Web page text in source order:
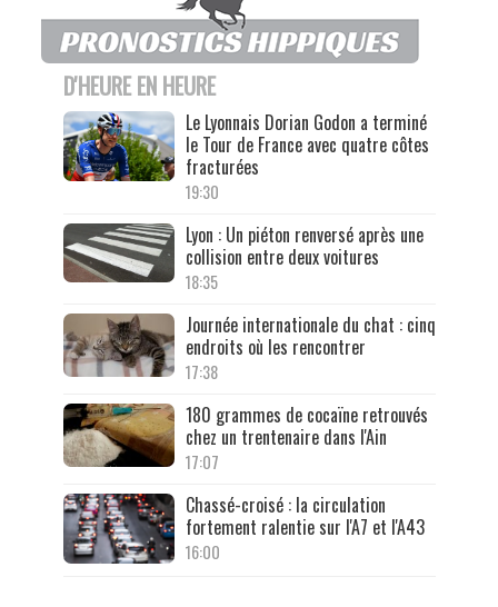
D'HEURE EN HEURE
Le Lyonnais Dorian Godon a terminé
le Tour de France avec quatre côtes
fracturées
19:30
Lyon : Un piéton renversé après une
collision entre deux voitures
18:35
Journée internationale du chat : cinq
endroits où les rencontrer
17:38
180 grammes de cocaïne retrouvés
chez un trentenaire dans l'Ain
17:07
Chassé-croisé : la circulation
fortement ralentie sur l'A7 et l'A43
16:00